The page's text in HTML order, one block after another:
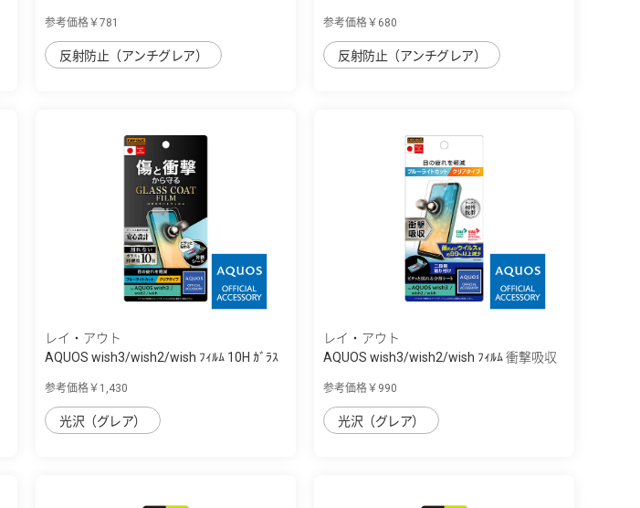
参考価格￥781
反射防止（アンチグレア）
参考価格￥680
反射防止（アンチグレア）
レイ・アウト
AQUOS wish3/wish2/wish ﾌｨﾙﾑ 10H ｶﾞﾗｽ
参考価格￥1,430
光沢（グレア）
レイ・アウト
AQUOS wish3/wish2/wish ﾌｨﾙﾑ 衝撃吸収
参考価格￥990
光沢（グレア）